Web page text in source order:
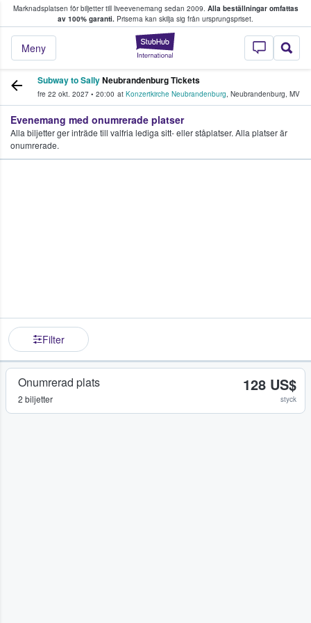
Marknadsplatsen för biljetter till liveevenemang sedan 2009. Alla beställningar omfattas
av 100% garanti. Priserna kan skilja sig från ursprungspriset.
StubHub – där
Meny
köper och säljer biljetter.
Subway to SallyNeubrandenburg Tickets
fre 22 okt. 2027 • 20:00 at Konzertkirche Neubrandenburg, Neubrandenburg, MV
Evenemang med onumrerade platser
Alla biljetter ger inträde till valfria lediga sitt- eller ståplatser. Alla platser är
onumrerade.
Filter
Onumrerad plats
2 biljetter
128 US$
styck